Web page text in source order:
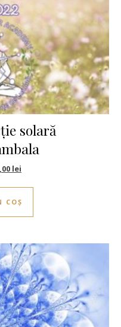
solară
inițial a fost: 121,00 lei.
lei
COȘ